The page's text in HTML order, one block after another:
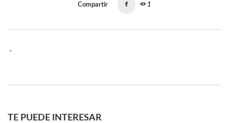
Compartir 1
-
TE PUEDE INTERESAR